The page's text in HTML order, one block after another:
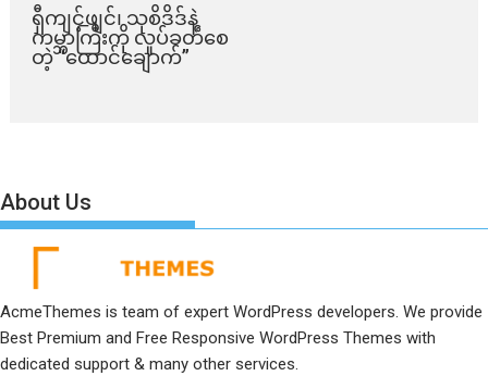
ရှီကျင့်ဖျင်၊ သုစိဒိဒ်နဲ့
ကမ္ဘာကြီးကို လှုပ်ခတ်စေ
တဲ့ “ထောင်ချောက်”
About Us
AcmeThemes is team of expert WordPress developers. We provide
Best Premium and Free Responsive WordPress Themes with
dedicated support & many other services.